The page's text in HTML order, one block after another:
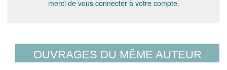
merci de vous connecter à votre compte.
OUVRAGES DU MÊME AUTEUR